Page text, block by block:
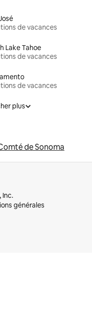
de vacances
Lake Tahoe
de vacances
de vacances
plus
de Sonoma
Inc.
générales